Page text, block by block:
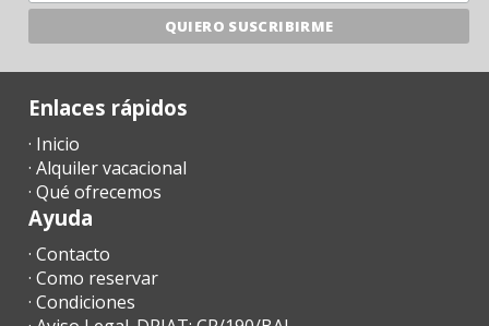
Enlaces rápidos
· Inicio
· Alquiler vacacional
· Qué ofrecemos
Ayuda
· Contacto
· Como reservar
· Condiciones